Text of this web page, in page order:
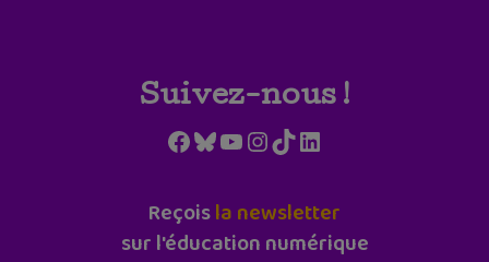
Suivez-nous !
Facebook
Bluesky
YouTube
Instagram
TikTokLinkedIn
Reçoisla newsletter
sur l'éducation numérique